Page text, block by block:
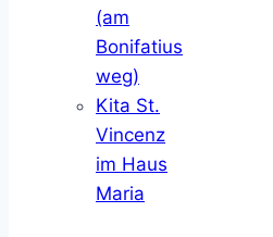
(am
Bonifatius
weg)
Kita St.
Vincenz
im Haus
Maria